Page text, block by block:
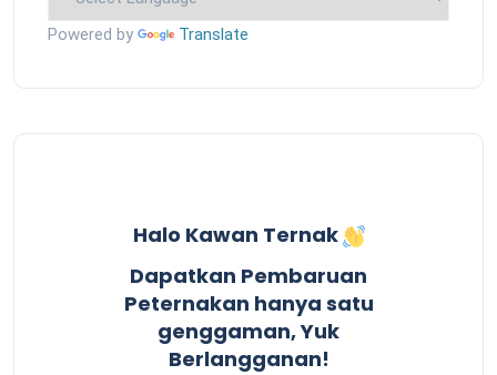
Powered by Translate
Halo Kawan Ternak
Dapatkan Pembaruan
Peternakan hanya satu
genggaman, Yuk
Berlangganan!